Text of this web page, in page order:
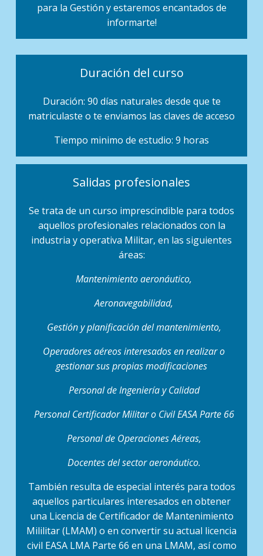
para la Gestión y estaremos encantados de
informarte!
Duración del curso
Duración: 90 días naturales desde que te
matriculaste o te enviamos las claves de acceso
Tiempo minimo de estudio: 9 horas
Salidas profesionales
Se trata de un curso imprescindible para todos
aquellos profesionales relacionados con la
industria y operativa Militar, en las siguientes
áreas:
Mantenimiento aeronáutico,
Aeronavegabilidad,
Gestión y planificación del mantenimiento,
Operadores aéreos interesados en realizar o
gestionar sus propias modificaciones
Personal de Ingeniería y Calidad
Personal Certificador Militar o Civil EASA Parte 66
Personal de Operaciones Aéreas,
Docentes del sector aeronáutico.
También resulta de especial interés para todos
aquellos particulares interesados en obtener
una Licencia de Certificador de Mantenimiento
Mililitar (LMAM) o en convertir su actual licencia
civil EASA LMA Parte 66 en una LMAM, así como